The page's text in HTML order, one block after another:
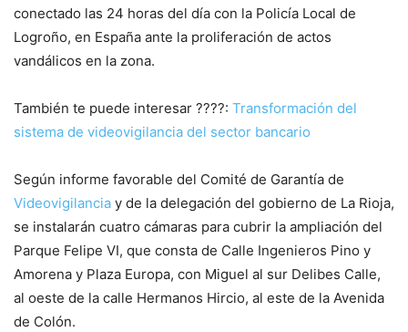
conectado las 24 horas del día con la Policía Local de
Logroño, en España ante la proliferación de actos
vandálicos en la zona.
También te puede interesar ????: Transformación del
sistema de videovigilancia del sector bancario
Según informe favorable del Comité de Garantía de
Videovigilancia y de la delegación del gobierno de La Rioja,
se instalarán cuatro cámaras para cubrir la ampliación del
Parque Felipe VI, que consta de Calle Ingenieros Pino y
Amorena y Plaza Europa, con Miguel al sur Delibes Calle,
al oeste de la calle Hermanos Hircio, al este de la Avenida
de Colón.